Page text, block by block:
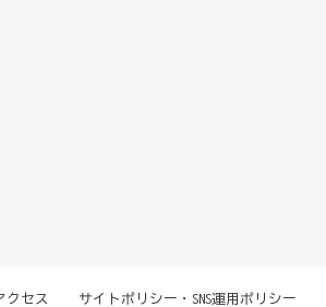
クセス サイトポリシー・SNS運用ポリシー